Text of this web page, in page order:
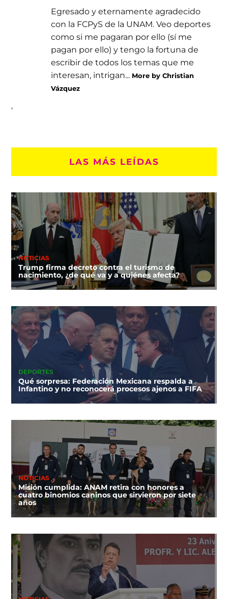
Egresado y eternamente agradecido
con la FCPyS de la UNAM. Veo deportes
como si me pagaran por ello (sí me
pagan por ello) y tengo la fortuna de
escribir de todos los temas que me
interesan, intrigan... More by Christian
Vázquez
LAS MÁS LEÍDAS
NOTICIAS
Trump firma decreto contra el turismo de
nacimiento, ¿de qué va y a quiénes afecta?
DEPORTES
Qué sorpresa: Federación Mexicana respalda a
Infantino y no reconocerá procesos ajenos a FIFA
NOTICIAS
Misión cumplida: ANAM retira con honores a
cuatro binomios caninos que sirvieron por siete
años